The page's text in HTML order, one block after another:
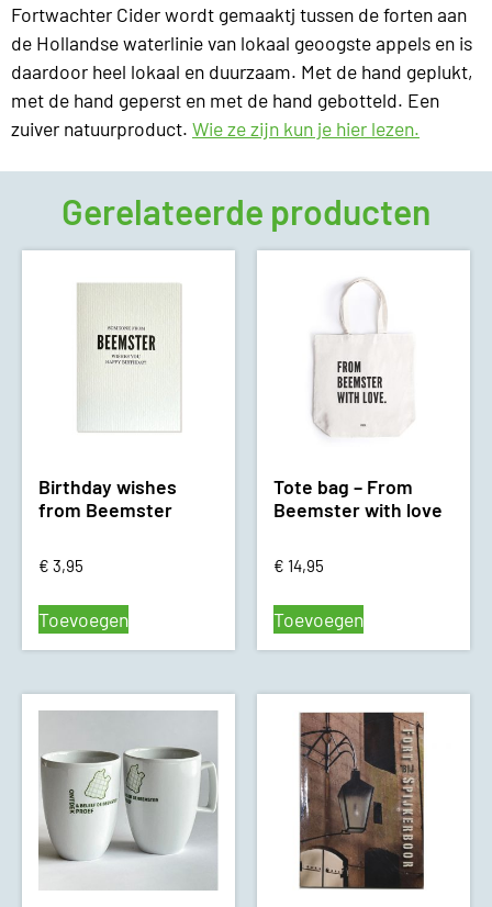
Fortwachter Cider wordt gemaaktj tussen de forten aan
de Hollandse waterlinie van lokaal geoogste appels en is
daardoor heel lokaal en duurzaam. Met de hand geplukt,
met de hand geperst en met de hand gebotteld. Een
zuiver natuurproduct. Wie ze zijn kun je hier lezen.
Gerelateerde producten
Birthday wishes
from Beemster
€ 3,95
Toevoegen
Tote bag – From
Beemster with love
€ 14,95
Toevoegen